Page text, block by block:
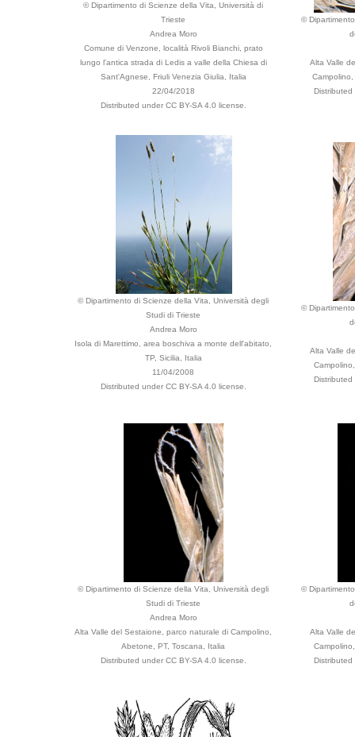
© Dipartimento di Scienze della Vita, Università di
Trieste
Andrea Moro
Comune di Venzone, località Rivoli Bianchi, prato
lungo l'antica strada di Ledis a valle della Chiesa di
Sant'Agnese, Friuli Venezia Giulia, Italia
22/04/2018
Distributed under CC BY-SA 4.0 license.
©
Alta Valle
Distributed
© Dipartimento di Scienze della Vita, Università degli
Studi di Trieste
Andrea Moro
Isola di Marettimo, area boschiva a monte dell'abitato,
TP, Sicilia, Italia
11/04/2008
Distributed under CC BY-SA 4.0 license.
©
Alta Valle
Distributed
© Dipartimento di Scienze della Vita, Università degli
Studi di Trieste
Andrea Moro
Alta Valle del Sestaione, parco naturale di Campolino,
Abetone, PT, Toscana, Italia
Distributed under CC BY-SA 4.0 license.
©
Alta Valle
Distributed